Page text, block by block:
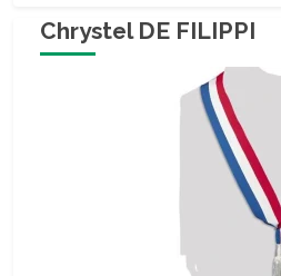
Chrystel DE FILIPPI